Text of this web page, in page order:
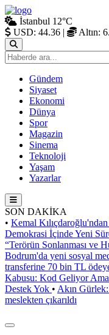
İstanbul 12°C
USD: 44.36 | Altın:
Gündem
Siyaset
Ekonomi
Dünya
Spor
Magazin
Sinema
Teknoloji
Yaşam
Yazarlar
SON DAKİKA
• Kemal
Demokrasi İçinde Yeni
“Terörün Sonlanması ve
Bodrum'da yeni sosyal
transferine 70 bin TL
Kabusu: Kod Geliyor
Destek Yok • Akın
meslekten çıkarıldı